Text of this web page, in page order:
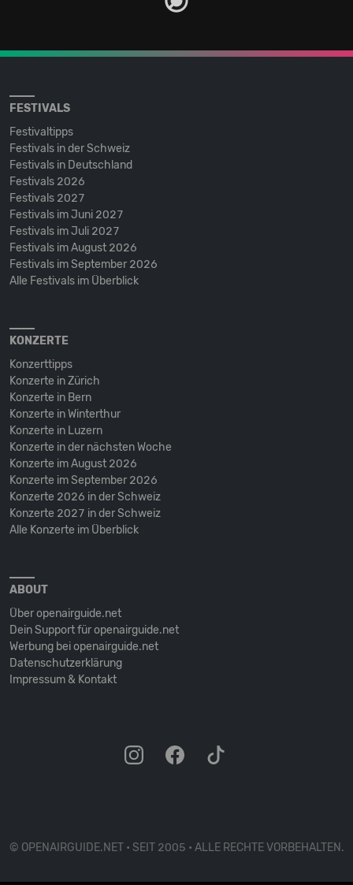
FESTIVALS
Festivaltipps
Festivals in der Schweiz
Festivals in Deutschland
Festivals 2026
Festivals 2027
Festivals im Juni 2027
Festivals im Juli 2027
Festivals im August 2026
Festivals im September 2026
Alle Festivals im Überblick
KONZERTE
Konzerttipps
Konzerte in Zürich
Konzerte in Bern
Konzerte in Winterthur
Konzerte in Luzern
Konzerte in der nächsten Woche
Konzerte im August 2026
Konzerte im September 2026
Konzerte 2026 in der Schweiz
Konzerte 2027 in der Schweiz
Alle Konzerte im Überblick
ABOUT
Über openairguide.net
Dein Support für openairguide.net
Werbung bei openairguide.net
Datenschutz­erklärung
Impressum & Kontakt
© OPENAIRGUIDE.NET • SEIT 2005 • ALLE RECHTE VORBEHALTEN.